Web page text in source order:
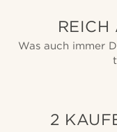
REICH
Was auch immer
2